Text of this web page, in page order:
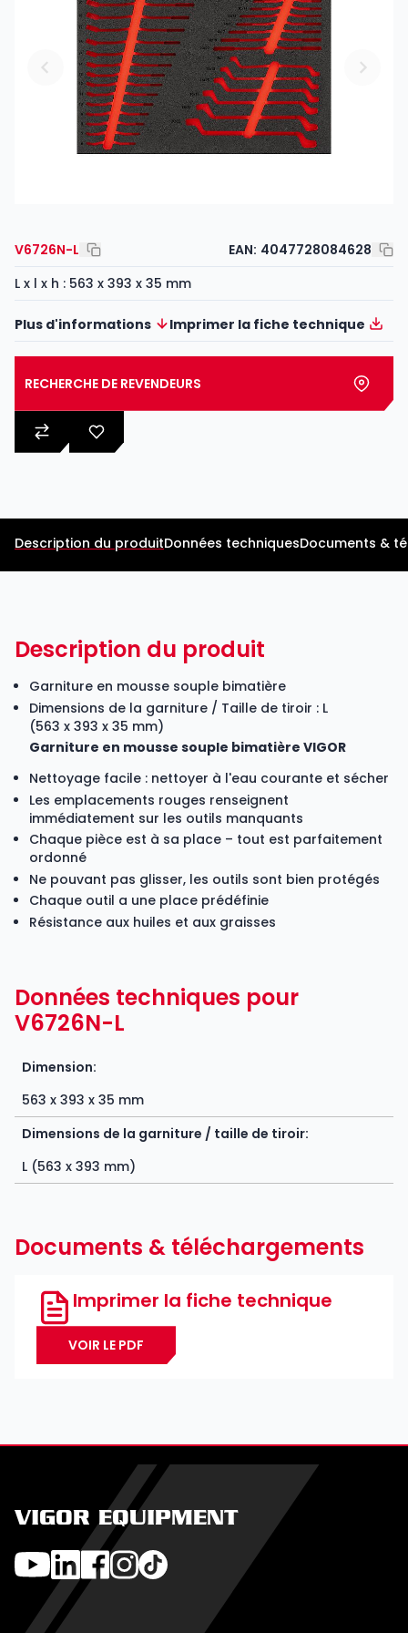
V6726N-L EAN: 4047728084628
L x l x h : 563 x 393 x 35 mm
Plus d'informations Imprimer la fiche technique
RECHERCHE DE REVENDEURS
Description du produitDonnées techniquesDocuments &
Description du produit
Garniture en mousse souple bimatière
Dimensions de la garniture / Taille de tiroir : L
(563 x 393 x 35 mm)
Garniture en mousse souple bimatière VIGOR
Nettoyage facile : nettoyer à l'eau courante et sécher
Les emplacements rouges renseignent
immédiatement sur les outils manquants
Chaque pièce est à sa place – tout est parfaitement
ordonné
Ne pouvant pas glisser, les outils sont bien protégés
Chaque outil a une place prédéfinie
Résistance aux huiles et aux graisses
Données techniques pour
V6726N-L
Dimension:
563 x 393 x 35 mm
Dimensions de la garniture / taille de tiroir:
L (563 x 393 mm)
Documents & téléchargements
Imprimer la fiche technique
VOIR LE PDF
VIGOR EQUIPMENT